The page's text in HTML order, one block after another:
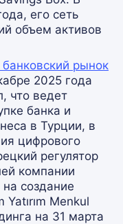
его сеть
объем активов
рынок
2025 года
что ведет
банка и
в Турции, в
цифрового
регулятор
компании
создание
Menkul
на 31 марта